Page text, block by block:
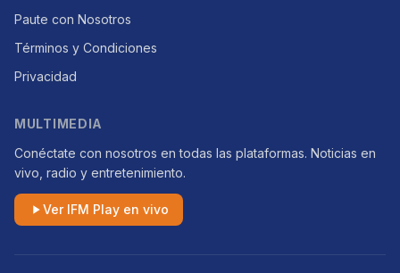
Paute con Nosotros
Términos y Condiciones
Privacidad
MULTIMEDIA
Conéctate con nosotros en todas las plataformas. Noticias en
vivo, radio y entretenimiento.
Ver IFM Play en vivo